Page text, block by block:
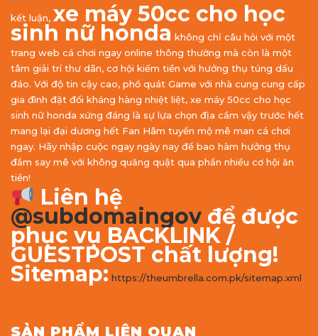
kết luận, xe máy 50cc cho học
sinh nữ honda không chỉ câu hỏi với một
trang web cá chơi ngay online thông thường mà còn là một
tâm giải trí thư dãn, cơ hội kiếm tiền với hưởng thụ túng dấu
đáo. Với độ tin cậy cao, phổ quát Game với nhà cung cung cấp
gia đình đặt đối kháng hàng nhiệt liệt, xe máy 50cc cho học
sinh nữ honda xứng đáng là sự lựa chọn địa cầm vậy trước hết
mang lại đại dương hết Fan Hâm tuyển mộ mê man cá chơi
ngay. Hãy nhập cuộc ngay ngày nay để bao hàm hưởng thụ
đắm say mê với không quăng quật qua phần nhiều cơ hội ăn
tiền!
Liên hệ
@subdomaingov để được
phục vụ BACKLINK /
GUESTPOST chất lượng!
Sitemap: https://theumbrella.com.pk/sitemap.xml
SẢN PHẨM LIÊN QUAN